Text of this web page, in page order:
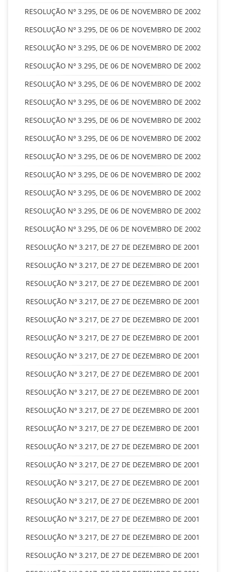
RESOLUÇÃO Nº 3.295, DE 06 DE NOVEMBRO DE 2002
RESOLUÇÃO Nº 3.295, DE 06 DE NOVEMBRO DE 2002
RESOLUÇÃO Nº 3.295, DE 06 DE NOVEMBRO DE 2002
RESOLUÇÃO Nº 3.295, DE 06 DE NOVEMBRO DE 2002
RESOLUÇÃO Nº 3.295, DE 06 DE NOVEMBRO DE 2002
RESOLUÇÃO Nº 3.295, DE 06 DE NOVEMBRO DE 2002
RESOLUÇÃO Nº 3.295, DE 06 DE NOVEMBRO DE 2002
RESOLUÇÃO Nº 3.295, DE 06 DE NOVEMBRO DE 2002
RESOLUÇÃO Nº 3.295, DE 06 DE NOVEMBRO DE 2002
RESOLUÇÃO Nº 3.295, DE 06 DE NOVEMBRO DE 2002
RESOLUÇÃO Nº 3.295, DE 06 DE NOVEMBRO DE 2002
RESOLUÇÃO Nº 3.295, DE 06 DE NOVEMBRO DE 2002
RESOLUÇÃO Nº 3.295, DE 06 DE NOVEMBRO DE 2002
RESOLUÇÃO Nº 3.217, DE 27 DE DEZEMBRO DE 2001
RESOLUÇÃO Nº 3.217, DE 27 DE DEZEMBRO DE 2001
RESOLUÇÃO Nº 3.217, DE 27 DE DEZEMBRO DE 2001
RESOLUÇÃO Nº 3.217, DE 27 DE DEZEMBRO DE 2001
RESOLUÇÃO Nº 3.217, DE 27 DE DEZEMBRO DE 2001
RESOLUÇÃO Nº 3.217, DE 27 DE DEZEMBRO DE 2001
RESOLUÇÃO Nº 3.217, DE 27 DE DEZEMBRO DE 2001
RESOLUÇÃO Nº 3.217, DE 27 DE DEZEMBRO DE 2001
RESOLUÇÃO Nº 3.217, DE 27 DE DEZEMBRO DE 2001
RESOLUÇÃO Nº 3.217, DE 27 DE DEZEMBRO DE 2001
RESOLUÇÃO Nº 3.217, DE 27 DE DEZEMBRO DE 2001
RESOLUÇÃO Nº 3.217, DE 27 DE DEZEMBRO DE 2001
RESOLUÇÃO Nº 3.217, DE 27 DE DEZEMBRO DE 2001
RESOLUÇÃO Nº 3.217, DE 27 DE DEZEMBRO DE 2001
RESOLUÇÃO Nº 3.217, DE 27 DE DEZEMBRO DE 2001
RESOLUÇÃO Nº 3.217, DE 27 DE DEZEMBRO DE 2001
RESOLUÇÃO Nº 3.217, DE 27 DE DEZEMBRO DE 2001
RESOLUÇÃO Nº 3.217, DE 27 DE DEZEMBRO DE 2001